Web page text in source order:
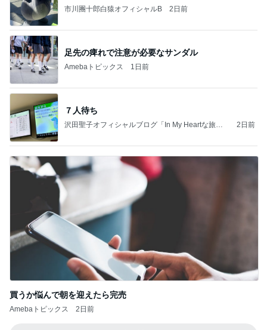
市川團十郎白猿オフィシャルB 2日前
足先の痺れで注意が必要なサンダル
Amebaトピックス 1日前
７人待ち
沢田聖子オフィシャルブログ「In My Heartな旅日
2日前
買うか悩んで朝を迎えたら完売
Amebaトピックス 2日前